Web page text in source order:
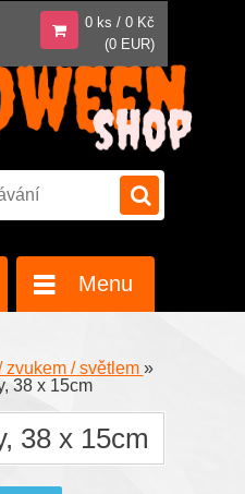
0 ks / 0 Kč
(0 EUR)
Menu
zvukem / světlem »
38 x 15cm
38 x 15cm